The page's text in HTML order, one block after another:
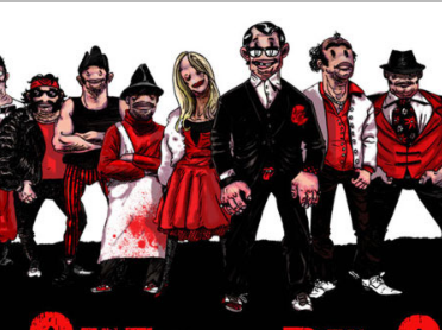
du Ch'val